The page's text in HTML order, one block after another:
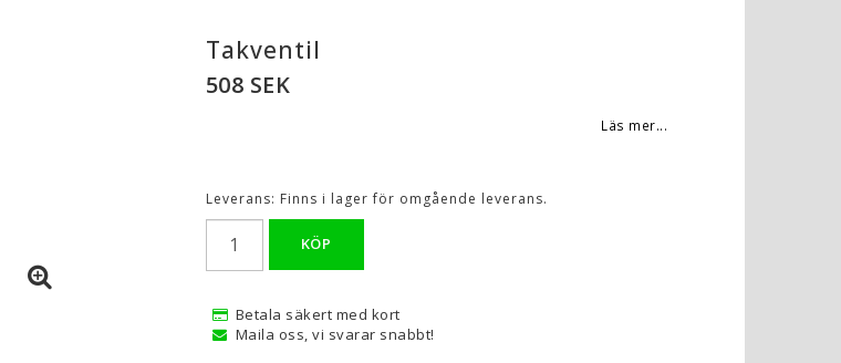
Takventil
508 SEK
Läs mer...
Leverans: Finns i lager för omgående leverans.
KÖP
Betala säkert med kort
Maila oss, vi svarar snabbt!